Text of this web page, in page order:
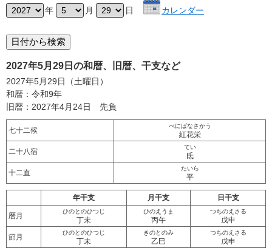
年 月 日 カレンダー
2027年5月29日の和暦、旧暦、干支など
2027年5月29日（土曜日）
和暦：令和9年
旧暦：2027年4月24日 先負
七十二候
べにばなさかう
紅花栄
二十八宿
てい
氐
十二直
たいら
平
年干支 月干支 日干支
暦月
ひのとのひつじ
丁未
ひのえうま
丙午
つちのえさる
戊申
節月
ひのとのひつじ
丁未
きのとのみ
乙巳
つちのえさる
戊申